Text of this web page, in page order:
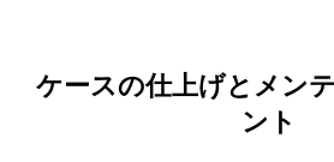
ケースの仕上げとメン
ント